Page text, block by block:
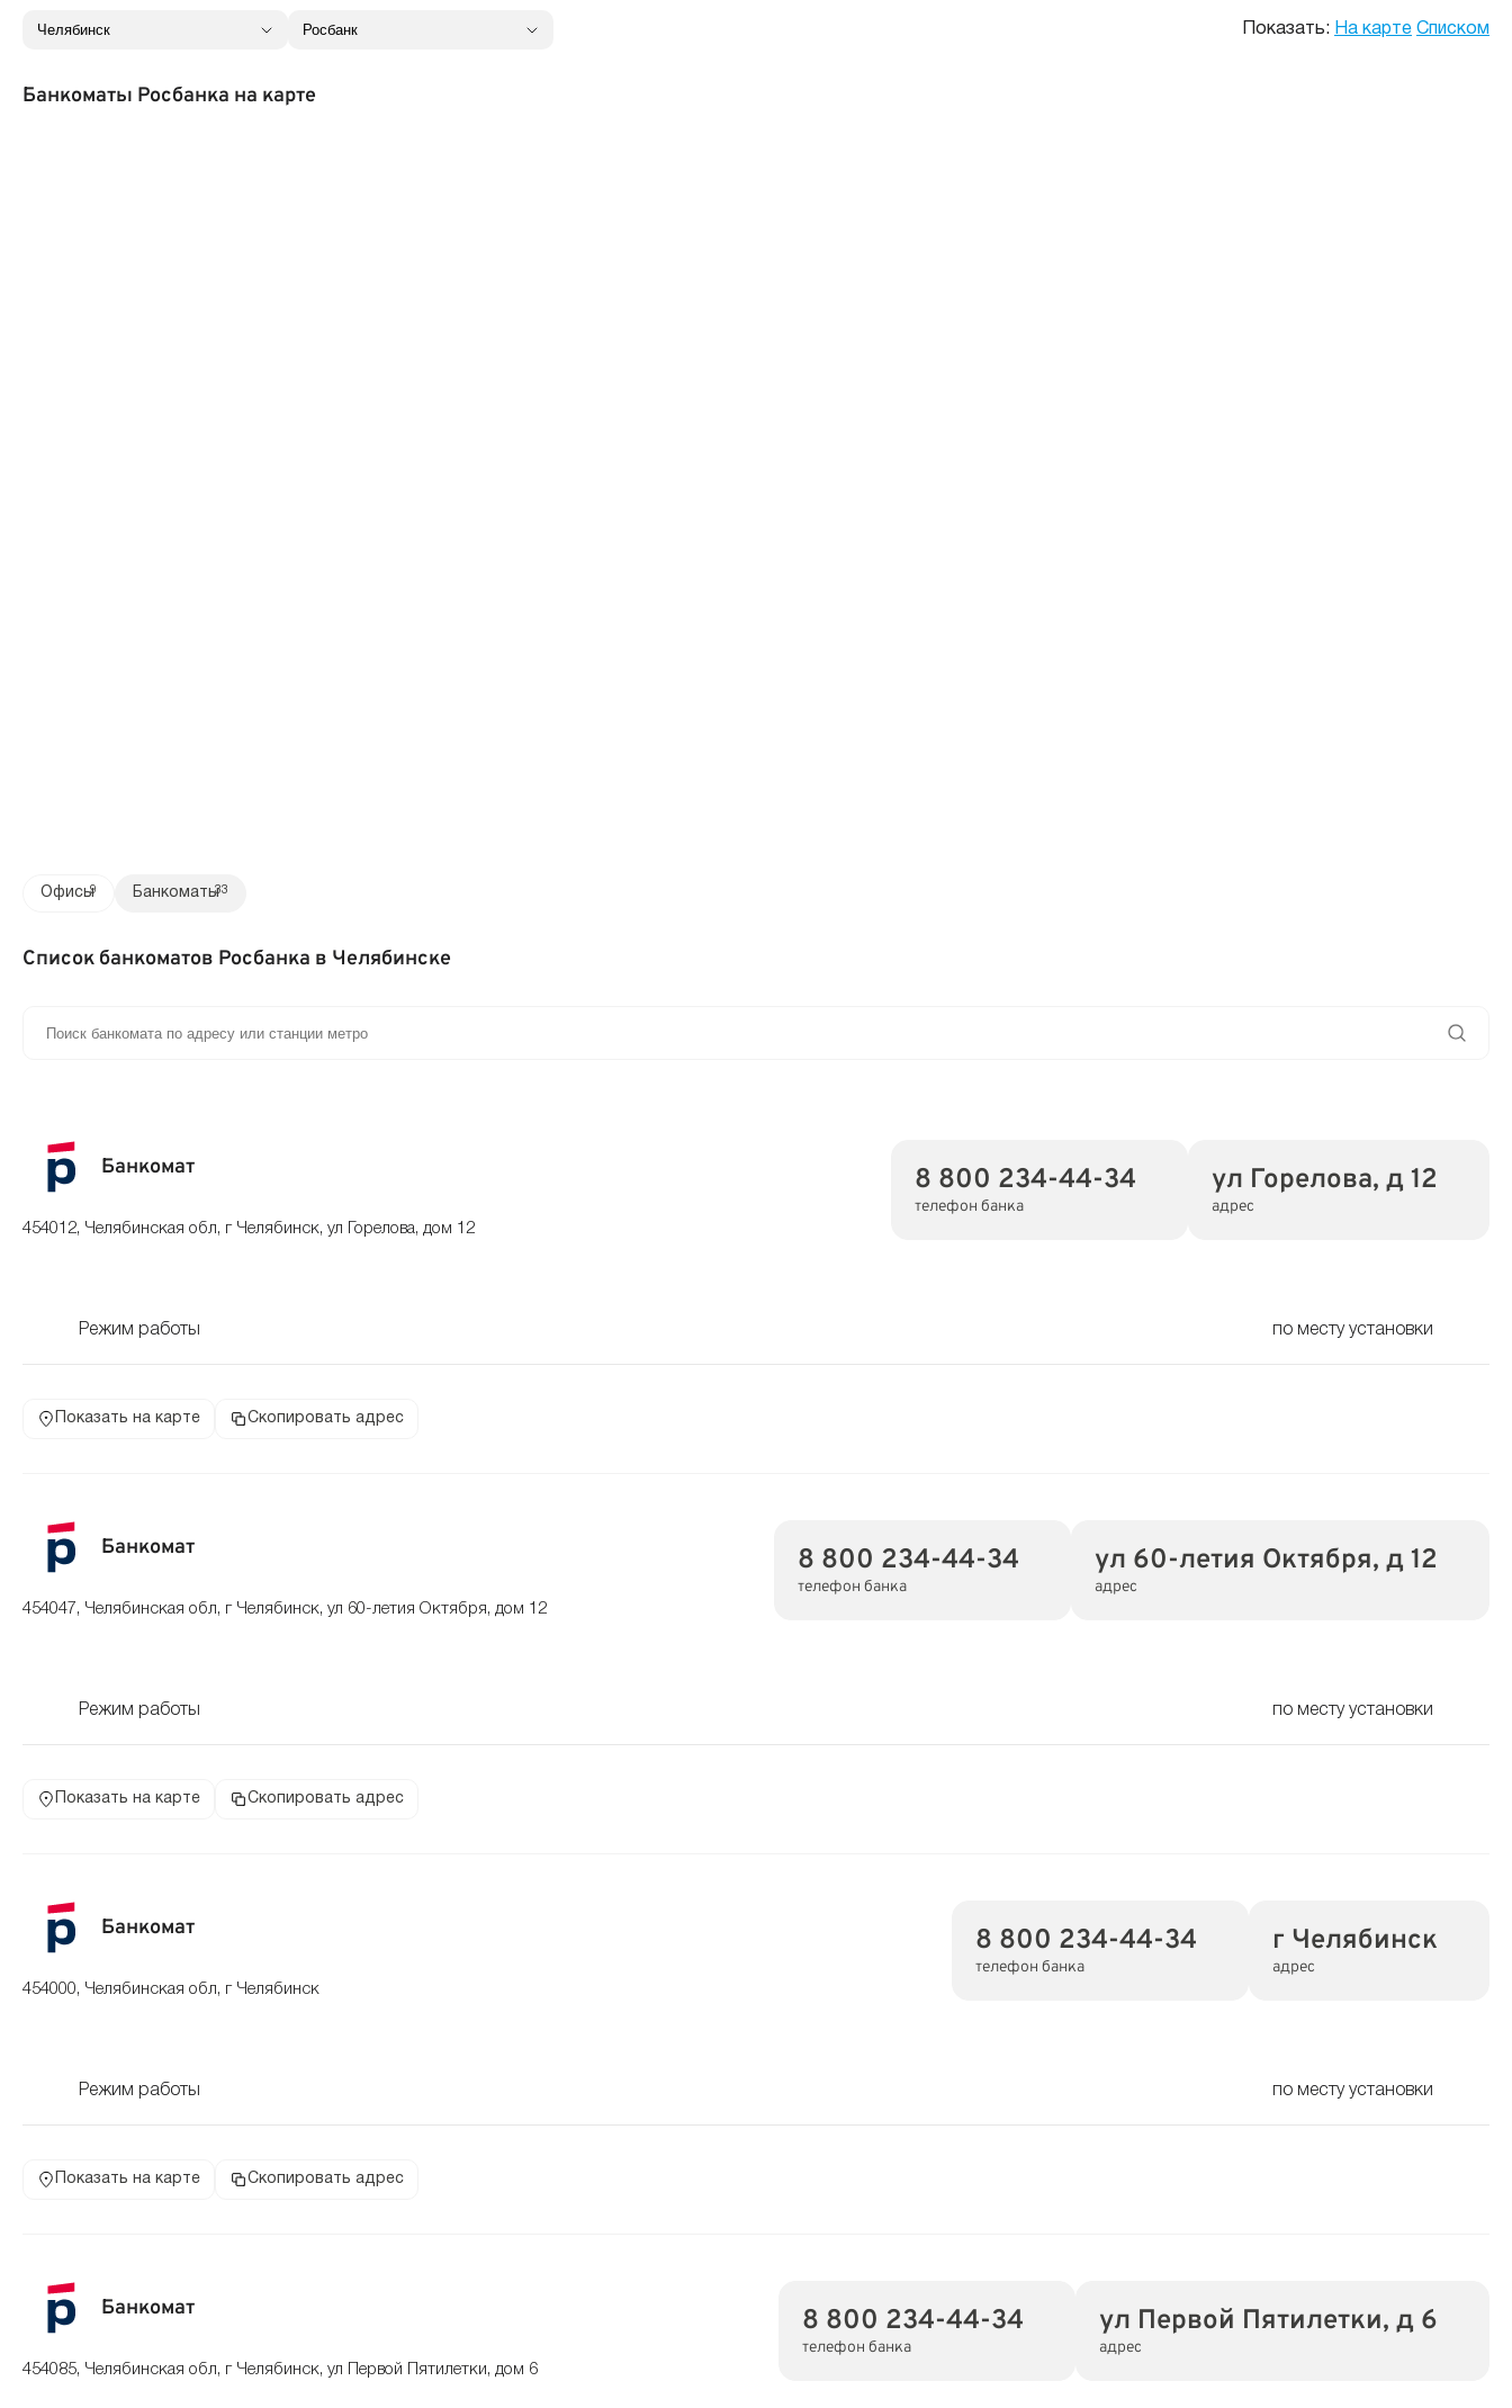
Показать: На карте Списком
Банкоматы Росбанка на карте
Офисы9 Банкоматы33
Список банкоматов Росбанка в Челябинске
Банкомат
454012, Челябинская обл, г Челябинск, ул Горелова, дом 12
8 800 234-44-34
телефон банка
ул Горелова, д 12
адрес
Режим работы по месту установки
Показать на карте Скопировать адрес
Банкомат
454047, Челябинская обл, г Челябинск, ул 60-летия Октября, дом 12
8 800 234-44-34
телефон банка
ул 60-летия Октября, д 12
адрес
Режим работы по месту установки
Показать на карте Скопировать адрес
Банкомат
454000, Челябинская обл, г Челябинск
8 800 234-44-34
телефон банка
г Челябинск
адрес
Режим работы по месту установки
Показать на карте Скопировать адрес
Банкомат
454085, Челябинская обл, г Челябинск, ул Первой Пятилетки, дом 6
8 800 234-44-34
телефон банка
ул Первой Пятилетки, д 6
адрес